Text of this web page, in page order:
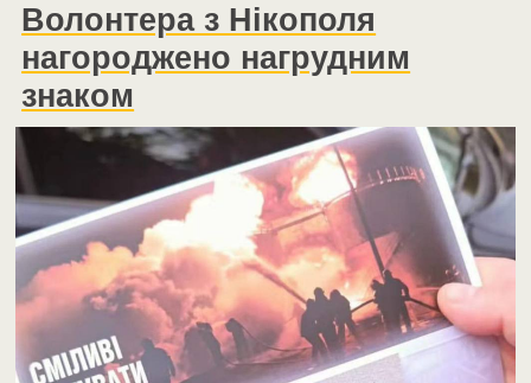
Волонтера з Нікополя
нагороджено нагрудним
знаком